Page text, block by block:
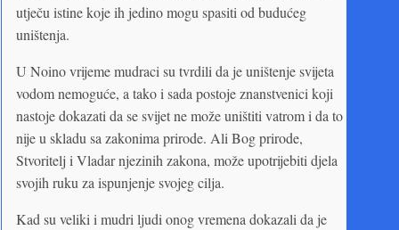
utječu istine koje ih jedino mogu spasiti od budućeg
uništenja.
U Noino vrijeme mudraci su tvrdili da je uništenje svijeta
vodom nemoguće, a tako i sada postoje znanstvenici koji
nastoje dokazati da se svijet ne može uništiti vatrom i da to
nije u skladu sa zakonima prirode. Ali Bog prirode,
Stvoritelj i Vladar njezinih zakona, može upotrijebiti djela
svojih ruku za ispunjenje svojeg cilja.
Kad su veliki i mudri ljudi onog vremena dokazali da je